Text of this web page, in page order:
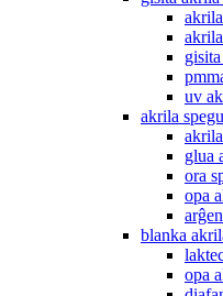
uv
akrila
glua
ora
opa
blanka
opa